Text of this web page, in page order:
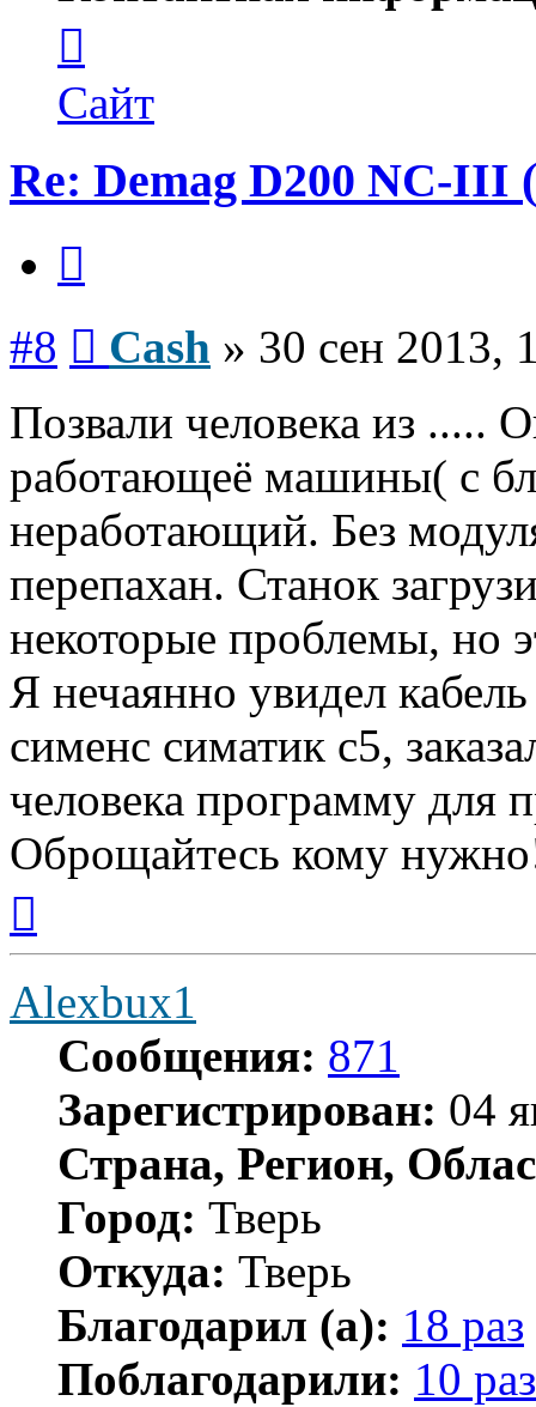
пользователя
Cash
Сайт
Re: Demag D200 NC-III
#8 Cash » 30 сен 2013,
Позвали человека из
работающеё машины( с
неработающий. Без
перепахан. Станок
некоторые проблемы, но
Я нечаянно увидел
сименс симатик с5,
человека программу для
Оброщайтесь кому
началу
Alexbux1
Сообщения: 871
Зарегистрирован: 04
Страна, Регион,
Город: Тверь
Откуда: Тверь
Благодарил (а): 18 раз
Поблагодарили: 10 раз